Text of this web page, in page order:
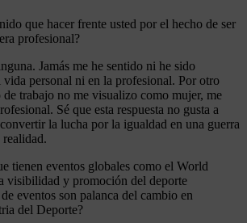
que hacer frente usted por el hecho de ser
profesional?
Jamás me he sentido ni he sido
personal ni en la profesional. Por otro
trabajo no me visualizo como mujer, me
Sé que esta respuesta no gusta a
la lucha por la igualdad en una guerra
realidad.
tienen eventos globales como el World
visibilidad y promoción del deporte
eventos son palanca del cambio en
del Deporte?